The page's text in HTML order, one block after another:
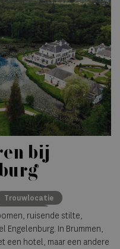
bij
Trouwlocatie
Nederlandruisende stilte,
Engelenburg. In Brummen,
een hotel, maar een andere